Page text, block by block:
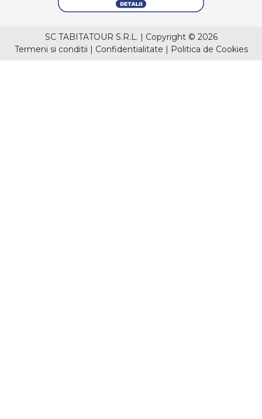
SC TABITATOUR S.R.L. | Copyright © 2026
Termeni si conditii | Confidentialitate | Politica de Cookies